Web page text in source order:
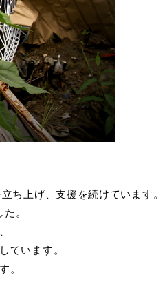
立ち上げ、支援を続けています。
。
ています。
。